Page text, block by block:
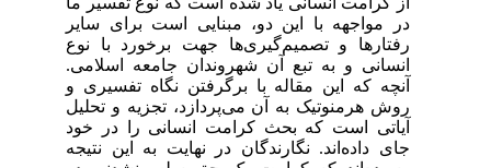
در مواجهه با این دو، مبنایی است برای سایر
رفتارها و تصمیم‌گیری‌ها جهت برخورد با نوع
انسانی و به تبع آن شهروندان جامعه اسلامی.
آنچه که این مقاله با برگرفتن نگاه تفسیری و
روش هرمنوتیک به آن می‌پردازد، تجزیه و تحلیل
آیاتی است که بحث کرامت انسانی را در خود
جای داده‌اند. نگارندگان در نهایت به این نتیجه